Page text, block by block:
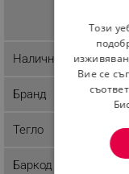
Наличност
Бранд Ariete
Тегло 2.11
Баркод
Този
Вие се